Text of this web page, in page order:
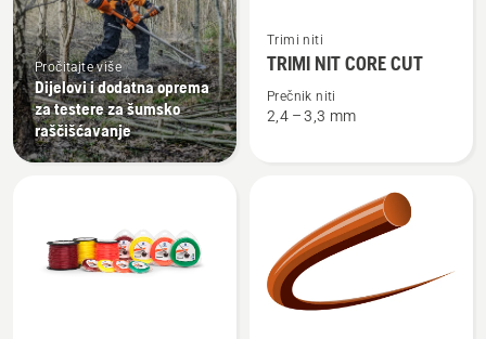
Pročitajte više
Dijelovi i dodatna oprema
za testere za šumsko
raščišćavanje
više
detalja
TRIMI
Trimi niti
TRIMI NIT CORE CUT
Prečnik niti
2,4 – 3,3 mm